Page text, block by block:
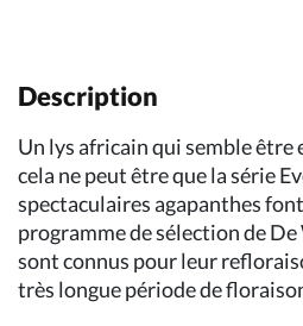
Description
Un lys africain qui semble
cela ne peut être que la série
spectaculaires agapanthes
programme de sélection de
sont connus pour leur
très longue période de